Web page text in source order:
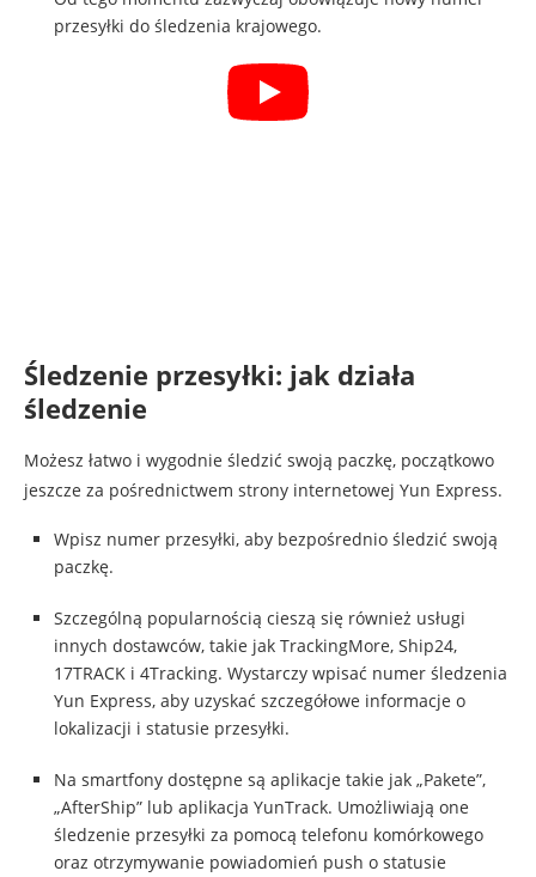
przesyłki do śledzenia krajowego.
Śledzenie przesyłki: jak działa
śledzenie
Możesz łatwo i wygodnie śledzić swoją paczkę, początkowo
jeszcze za pośrednictwem strony internetowej Yun Express.
Wpisz numer przesyłki, aby bezpośrednio śledzić swoją
paczkę.
Szczególną popularnością cieszą się również usługi
innych dostawców, takie jak TrackingMore, Ship24,
17TRACK i 4Tracking. Wystarczy wpisać numer śledzenia
Yun Express, aby uzyskać szczegółowe informacje o
lokalizacji i statusie przesyłki.
Na smartfony dostępne są aplikacje takie jak „Pakete”,
„AfterShip” lub aplikacja YunTrack. Umożliwiają one
śledzenie przesyłki za pomocą telefonu komórkowego
oraz otrzymywanie powiadomień push o statusie